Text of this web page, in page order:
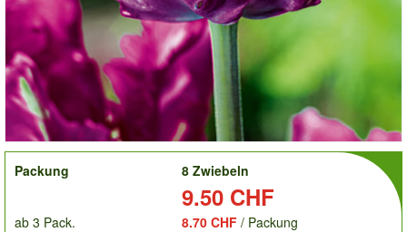
order
Packung
8 Zwiebeln
9.50 CHF
ab 3 Pack. 8.70 CHF / Packung